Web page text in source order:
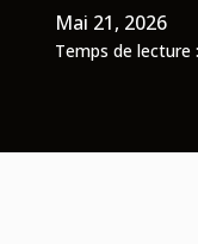
Mai 21, 2026
Temps de lecture :